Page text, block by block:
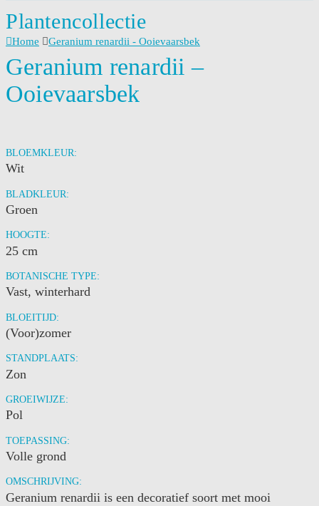
Plantencollectie
Home Geranium renardii - Ooievaarsbek
Geranium renardii –
Ooievaarsbek
BLOEMKLEUR:
Wit
BLADKLEUR:
Groen
HOOGTE:
25 cm
BOTANISCHE TYPE:
Vast, winterhard
BLOEITIJD:
(Voor)zomer
STANDPLAATS:
Zon
GROEIWIJZE:
Pol
TOEPASSING:
Volle grond
OMSCHRIJVING:
Geranium renardii is een decoratief soort met mooi